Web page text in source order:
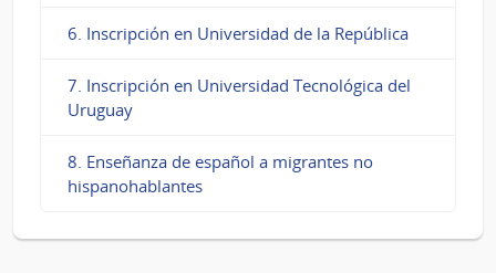
6. Inscripción en Universidad de la República
7. Inscripción en Universidad Tecnológica del
Uruguay
8. Enseñanza de español a migrantes no
hispanohablantes